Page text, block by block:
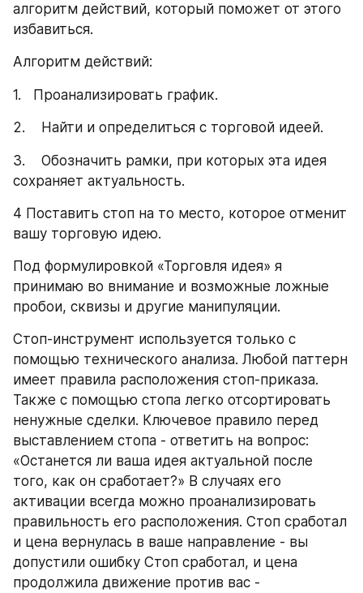
алгоритм действий, который поможет от этого
избавиться.
Алгоритм действий:
1.   Проанализировать график.
2.    Найти и определиться с торговой идеей.
3.    Обозначить рамки, при которых эта идея
сохраняет актуальность.
4 Поставить стоп на то место, которое отменит
вашу торговую идею.
Под формулировкой «Торговля идея» я
принимаю во внимание и возможные ложные
пробои, сквизы и другие манипуляции.
Стоп-инструмент используется только с
помощью технического анализа. Любой паттерн
имеет правила расположения стоп-приказа.
Также с помощью стопа легко отсортировать
ненужные сделки. Ключевое правило перед
выставлением стопа - ответить на вопрос:
«Останется ли ваша идея актуальной после
того, как он сработает?» В случаях его
активации всегда можно проанализировать
правильность его расположения. Стоп сработал
и цена вернулась в ваше направление - вы
допустили ошибку Стоп сработал, и цена
продолжила движение против вас -